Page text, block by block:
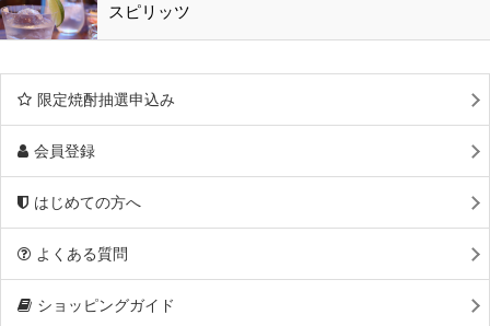
スピリッツ
限定焼酎抽選申込み
会員登録
はじめての方へ
よくある質問
ショッピングガイド